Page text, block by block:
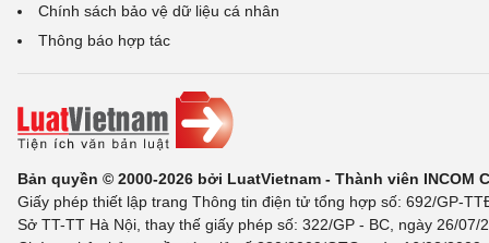
Chính sách bảo vệ dữ liệu cá nhân
Thông báo hợp tác
Bản quyền © 2000-2026 bởi LuatVietnam - Thành viên INCOM
Giấy phép thiết lập trang Thông tin điện tử tổng hợp số: 692/GP-
Sở TT-TT Hà Nội, thay thế giấy phép số: 322/GP - BC, ngày 26/